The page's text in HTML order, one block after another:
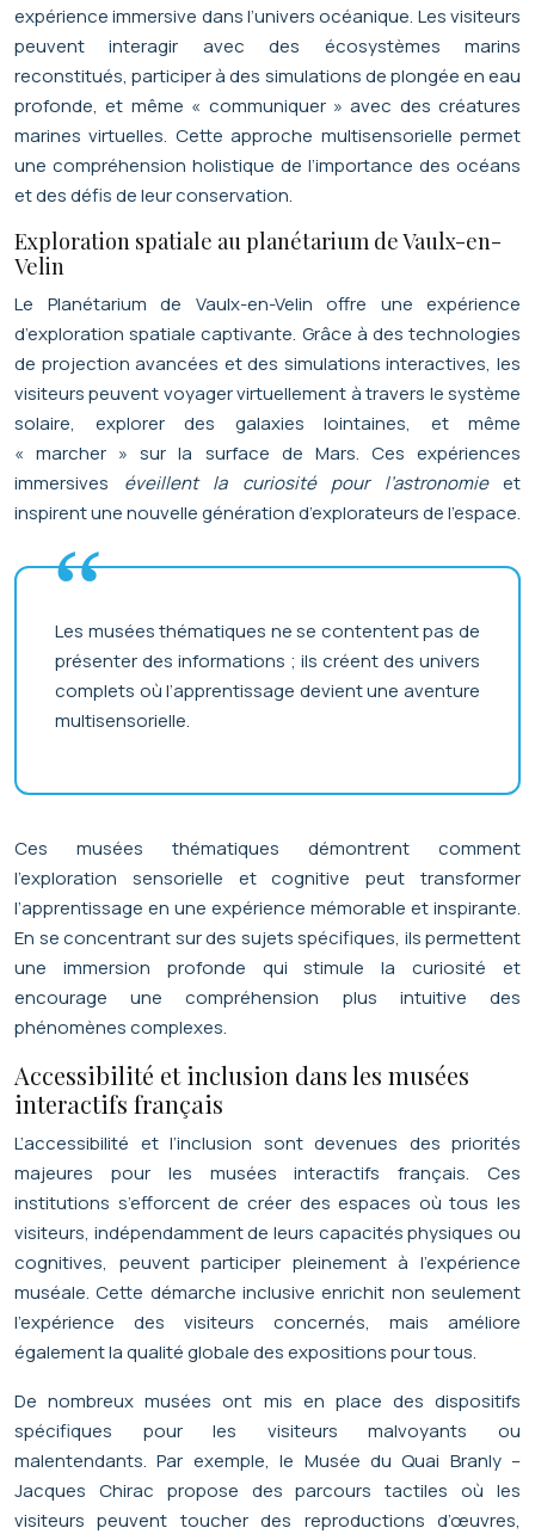
expérience immersive dans l’univers océanique. Les visiteurs
peuvent interagir avec des écosystèmes marins
reconstitués, participer à des simulations de plongée en eau
profonde, et même « communiquer » avec des créatures
marines virtuelles. Cette approche multisensorielle permet
une compréhension holistique de l’importance des océans
et des défis de leur conservation.
Exploration spatiale au planétarium de Vaulx-en-
Velin
Le Planétarium de Vaulx-en-Velin offre une expérience
d’exploration spatiale captivante. Grâce à des technologies
de projection avancées et des simulations interactives, les
visiteurs peuvent voyager virtuellement à travers le système
solaire, explorer des galaxies lointaines, et même
« marcher » sur la surface de Mars. Ces expériences
immersives éveillent la curiosité pour l’astronomie et
inspirent une nouvelle génération d’explorateurs de l’espace.
Les musées thématiques ne se contentent pas de
présenter des informations ; ils créent des univers
complets où l’apprentissage devient une aventure
multisensorielle.
Ces musées thématiques démontrent comment
l’exploration sensorielle et cognitive peut transformer
l’apprentissage en une expérience mémorable et inspirante.
En se concentrant sur des sujets spécifiques, ils permettent
une immersion profonde qui stimule la curiosité et
encourage une compréhension plus intuitive des
phénomènes complexes.
Accessibilité et inclusion dans les musées
interactifs français
L’accessibilité et l’inclusion sont devenues des priorités
majeures pour les musées interactifs français. Ces
institutions s’efforcent de créer des espaces où tous les
visiteurs, indépendamment de leurs capacités physiques ou
cognitives, peuvent participer pleinement à l’expérience
muséale. Cette démarche inclusive enrichit non seulement
l’expérience des visiteurs concernés, mais améliore
également la qualité globale des expositions pour tous.
De nombreux musées ont mis en place des dispositifs
spécifiques pour les visiteurs malvoyants ou
malentendants. Par exemple, le Musée du Quai Branly –
Jacques Chirac propose des parcours tactiles où les
visiteurs peuvent toucher des reproductions d’œuvres,